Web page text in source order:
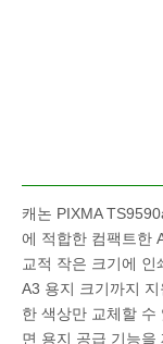
캐논 PIXMA
에 적합한 컴팩트한
교적 작은 크기에 인
A3 용지 크기까지
한 색상만 교체할
면 용지 공급 기능을